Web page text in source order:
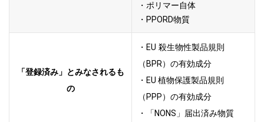
・ポリマー自体
・PPORD物質
「登録済み」とみなされるも
の
・EU 殺生物性製品規則
（BPR）の有効成分
・EU 植物保護製品規則
（PPP）の有効成分
・「NONS」届出済み物質